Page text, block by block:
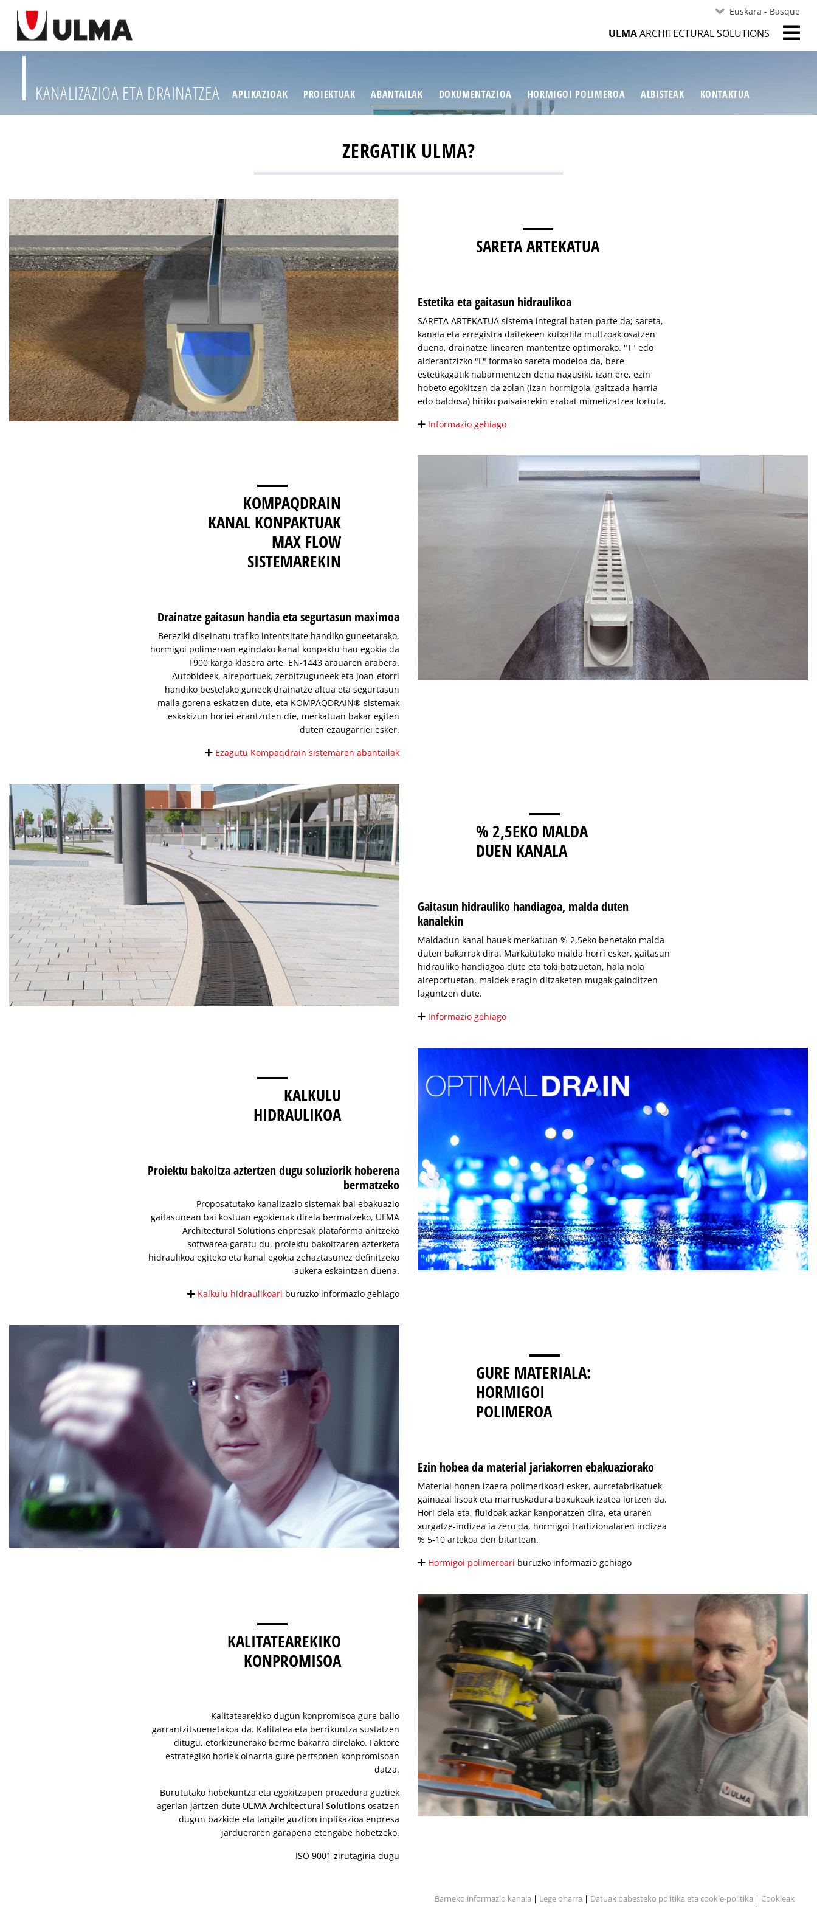
Euskara - Basque
ULMAARCHITECTURAL SOLUTIONS
KANALIZAZIOA ETA DRAINATZEA APLIKAZIOAK PROIEKTUAK ABANTAILAK DOKUMENTAZIOA HORMIGOI POLIMEROA ALBISTEAK KONTAKTUA
ZERGATIK ULMA?
SARETA ARTEKATUA
Estetika eta gaitasun hidraulikoa
SARETA ARTEKATUA sistema integral baten parte da; sareta,
kanala eta erregistra daitekeen kutxatila multzoak osatzen
duena, drainatze linearen mantentze optimorako. "T" edo
alderantzizko "L" formako sareta modeloa da, bere
estetikagatik nabarmentzen dena nagusiki, izan ere, ezin
hobeto egokitzen da zolan (izan hormigoia, galtzada-harria
edo baldosa) hiriko paisaiarekin erabat mimetizatzea lortuta.
Informazio gehiago
KOMPAQDRAIN
KANAL KONPAKTUAK
MAX FLOW
SISTEMAREKIN
Drainatze gaitasun handia eta segurtasun maximoa
Bereziki diseinatu trafiko intentsitate handiko guneetarako,
hormigoi polimeroan egindako kanal konpaktu hau egokia da
F900 karga klasera arte, EN-1443 arauaren arabera.
Autobideek, aireportuek, zerbitzuguneek eta joan-etorri
handiko bestelako guneek drainatze altua eta segurtasun
maila gorena eskatzen dute, eta KOMPAQDRAIN® sistemak
eskakizun horiei erantzuten die, merkatuan bakar egiten
duten ezaugarriei esker.
Ezagutu Kompaqdrain sistemaren abantailak
% 2,5EKO MALDA
DUEN KANALA
Gaitasun hidrauliko handiagoa, malda duten
kanalekin
Maldadun kanal hauek merkatuan % 2,5eko benetako malda
duten bakarrak dira. Markatutako malda horri esker, gaitasun
hidrauliko handiagoa dute eta toki batzuetan, hala nola
aireportuetan, maldek eragin ditzaketen mugak gainditzen
laguntzen dute.
Informazio gehiago
KALKULU
HIDRAULIKOA
Proiektu bakoitza aztertzen dugu soluziorik hoberena
bermatzeko
Proposatutako kanalizazio sistemak bai ebakuazio
gaitasunean bai kostuan egokienak direla bermatzeko, ULMA
Architectural Solutions enpresak plataforma anitzeko
softwarea garatu du, proiektu bakoitzaren azterketa
hidraulikoa egiteko eta kanal egokia zehaztasunez definitzeko
aukera eskaintzen duena.
Kalkulu hidraulikoari buruzko informazio gehiago
GURE MATERIALA:
HORMIGOI
POLIMEROA
Ezin hobea da material jariakorren ebakuaziorako
Material honen izaera polimerikoari esker, aurrefabrikatuek
gainazal lisoak eta marruskadura baxukoak izatea lortzen da.
Hori dela eta, fluidoak azkar kanporatzen dira, eta uraren
xurgatze-indizea ia zero da, hormigoi tradizionalaren indizea
% 5-10 artekoa den bitartean.
Hormigoi polimeroari buruzko informazio gehiago
KALITATEAREKIKO
KONPROMISOA
Kalitatearekiko dugun konpromisoa gure balio
garrantzitsuenetakoa da. Kalitatea eta berrikuntza sustatzen
ditugu, etorkizunerako berme bakarra direlako. Faktore
estrategiko horiek oinarria gure pertsonen konpromisoan
datza.
Burututako hobekuntza eta egokitzapen prozedura guztiek
agerian jartzen dute ULMA Architectural Solutions osatzen
dugun bazkide eta langile guztion inplikazioa enpresa
jardueraren garapena etengabe hobetzeko.
ISO 9001 zirutagiria dugu
Barneko informazio kanala | Lege oharra | Datuak babesteko politika eta cookie-politika | Cookieak